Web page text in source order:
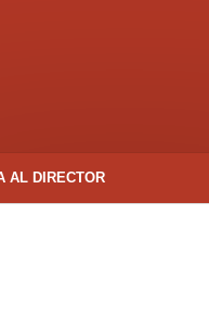
AL DIRECTOR